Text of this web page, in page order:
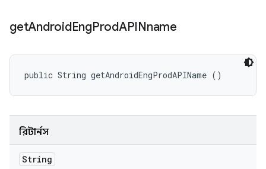
getAndroidEngProdAPINname
public String getAndroidEngProdAPIName ()
রিটার্নস
String